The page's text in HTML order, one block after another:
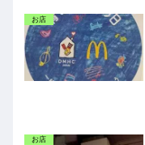
お店
お店